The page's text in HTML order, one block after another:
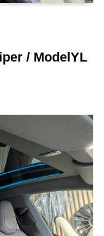
/ ModelYL